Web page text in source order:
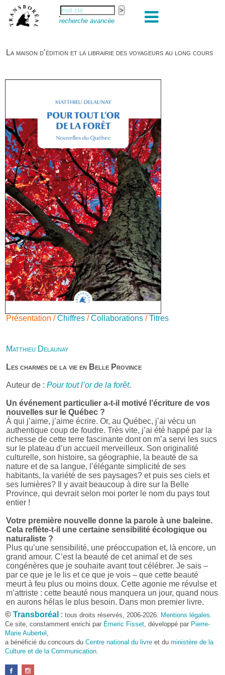
recherche avancée
La maison d’édition et la librairie des voyageurs au long cours
Présentation /Chiffres /Collaborations /Titres
Matthieu Delaunay
Les charmes de la vie en Belle Province
Auteur de : Pour tout l’or de la forêt.
Un événement particulier a-t-il motivé l’écriture de vos
nouvelles sur le Québec ?
À qui j’aime, j’aime écrire. Or, au Québec, j’ai vécu un
authentique coup de foudre. Très vite, j’ai été happé par la
richesse de cette terre fascinante dont on m’a servi les sucs
sur le plateau d’un accueil merveilleux. Son originalité
culturelle, son histoire, sa géographie, la beauté de sa
nature et de sa langue, l’élégante simplicité de ses
habitants, la variété de ses paysages? et puis ses ciels et
ses lumières? Il y avait beaucoup à dire sur la Belle
Province, qui devrait selon moi porter le nom du pays tout
entier !
Votre première nouvelle donne la parole à une baleine.
Cela reflète-t-il une certaine sensibilité écologique ou
naturaliste ?
Plus qu’une sensibilité, une préoccupation et, là encore, un
grand amour. C’est la beauté de cet animal et de ses
congénères que je souhaite avant tout célébrer. Je sais –
par ce que je le lis et ce que je vois – que cette beauté
meurt à feu plus ou moins doux. Cette agonie me révulse et
m’attriste : cette beauté nous manquera un jour, quand nous
en aurons hélas le plus besoin. Dans mon premier livre,
j’avais pris goût à me mettre dans la peau d’une bête. Outre
l’intérêt de l’exercice littéraire, il me semble que cela peut
être un bon moyen pour transmettre certains messages.
Pourquoi avoir choisi le format des nouvelles plutôt
qu’un autre ?
D’abord parce que j’aime (décidément!) en lire !
© Transboréal : tous droits réservés, 2006-2026. Mentions légales
Ce site, constamment enrichi par Émeric Fisset , développé par Pierre-
Marie Aubertel
a bénéficié du concours du Centre national du livre et du ministère de la
Culture et de la Communication